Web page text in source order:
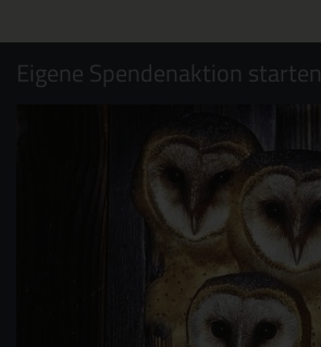
Eigene Spendenaktion starten